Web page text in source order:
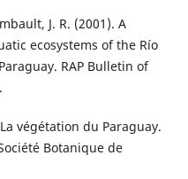
J. R. (2001). A
ecosystems of the Río
RAP Bulletin of
végétation du Paraguay.
Botanique de